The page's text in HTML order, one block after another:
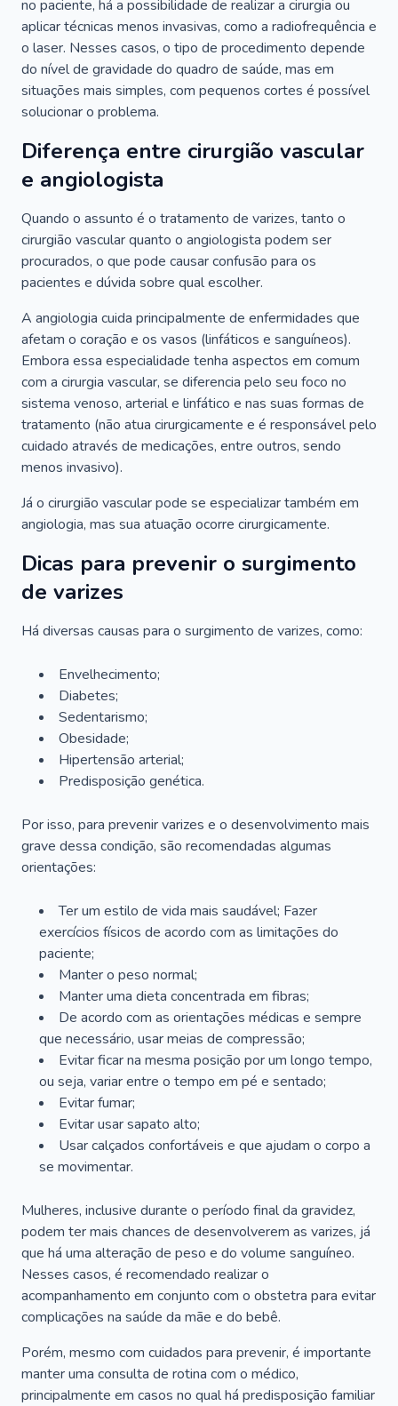
no paciente, há a possibilidade de realizar a cirurgia ou
aplicar técnicas menos invasivas, como a radiofrequência e
o laser. Nesses casos, o tipo de procedimento depende
do nível de gravidade do quadro de saúde, mas em
situações mais simples, com pequenos cortes é possível
solucionar o problema.
Diferença entre cirurgião vascular
e angiologista
Quando o assunto é o tratamento de varizes, tanto o
cirurgião vascular quanto o angiologista podem ser
procurados, o que pode causar confusão para os
pacientes e dúvida sobre qual escolher.
A angiologia cuida principalmente de enfermidades que
afetam o coração e os vasos (linfáticos e sanguíneos).
Embora essa especialidade tenha aspectos em comum
com a cirurgia vascular, se diferencia pelo seu foco no
sistema venoso, arterial e linfático e nas suas formas de
tratamento (não atua cirurgicamente e é responsável pelo
cuidado através de medicações, entre outros, sendo
menos invasivo).
Já o cirurgião vascular pode se especializar também em
angiologia, mas sua atuação ocorre cirurgicamente.
Dicas para prevenir o surgimento
de varizes
Há diversas causas para o surgimento de varizes, como:
Envelhecimento;
Diabetes;
Sedentarismo;
Obesidade;
Hipertensão arterial;
Predisposição genética.
Por isso, para prevenir varizes e o desenvolvimento mais
grave dessa condição, são recomendadas algumas
orientações:
Ter um estilo de vida mais saudável; Fazer
exercícios físicos de acordo com as limitações do
paciente;
Manter o peso normal;
Manter uma dieta concentrada em fibras;
De acordo com as orientações médicas e sempre
que necessário, usar meias de compressão;
Evitar ficar na mesma posição por um longo tempo,
ou seja, variar entre o tempo em pé e sentado;
Evitar fumar;
Evitar usar sapato alto;
Usar calçados confortáveis e que ajudam o corpo a
se movimentar.
Mulheres, inclusive durante o período final da gravidez,
podem ter mais chances de desenvolverem as varizes, já
que há uma alteração de peso e do volume sanguíneo.
Nesses casos, é recomendado realizar o
acompanhamento em conjunto com o obstetra para evitar
complicações na saúde da mãe e do bebê.
Porém, mesmo com cuidados para prevenir, é importante
manter uma consulta de rotina com o médico,
principalmente em casos no qual há predisposição familiar